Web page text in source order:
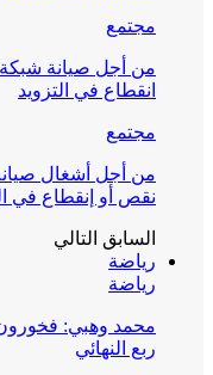
مجتمع
من أجل صيانة
انقطاع في التزويد
مجتمع
من أجل أشغال
نقص أو إنقطاع في
السابق التالي
رياضة
رياضة
محمد وهبي: فخورون
ربع النهائي